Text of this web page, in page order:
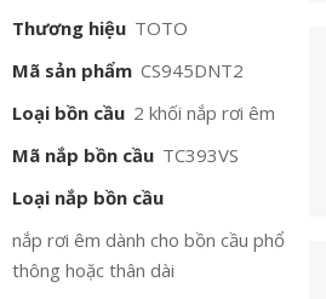
Thương hiệu TOTO
Mã sản phẩm CS945DNT2
Loại bồn cầu 2 khối nắp rơi êm
Mã nắp bồn cầu TC393VS
Loại nắp bồn cầu
nắp rơi êm dành cho bồn cầu phổ
thông hoặc thân dài